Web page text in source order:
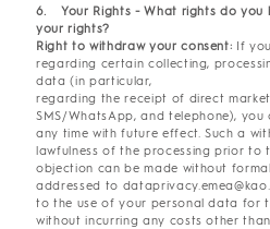
6. Your Rights - What rights do you
your rights?
Right to withdraw your consent: If
regarding certain collecting,
data (in particular,
regarding the receipt of direct
SMS/WhatsApp, and telephone),
any time with future effect. Such a
lawfulness of the processing prior to
objection can be made without
addressed to
to the use of your personal data for
without incurring any costs other